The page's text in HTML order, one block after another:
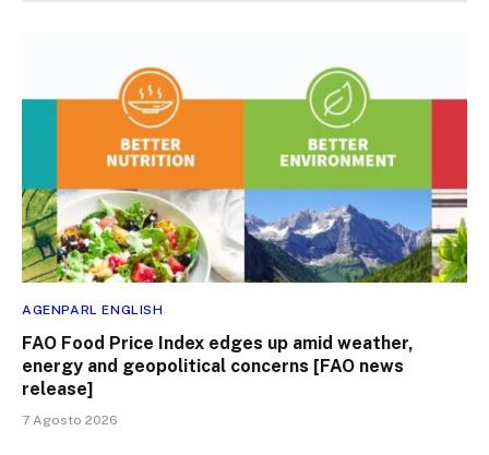
AGENPARL ENGLISH
FAO Food Price Index edges up amid weather,
energy and geopolitical concerns [FAO news
release]
7 Agosto 2026